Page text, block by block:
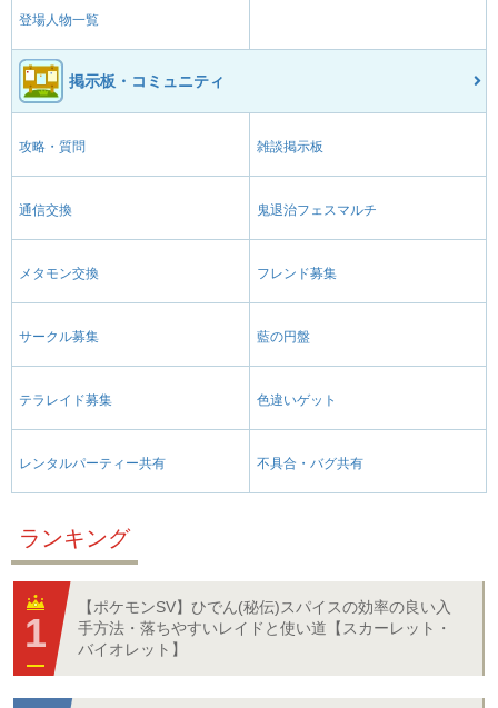
登場人物一覧
掲示板・コミュニティ
攻略・質問 雑談掲示板
通信交換 鬼退治フェスマルチ
メタモン交換 フレンド募集
サークル募集 藍の円盤
テラレイド募集 色違いゲット
レンタルパーティー共有 不具合・バグ共有
ランキング
【ポケモンSV】ひでん(秘伝)スパイスの効率の良い入
手方法・落ちやすいレイドと使い道【スカーレット・
バイオレット】